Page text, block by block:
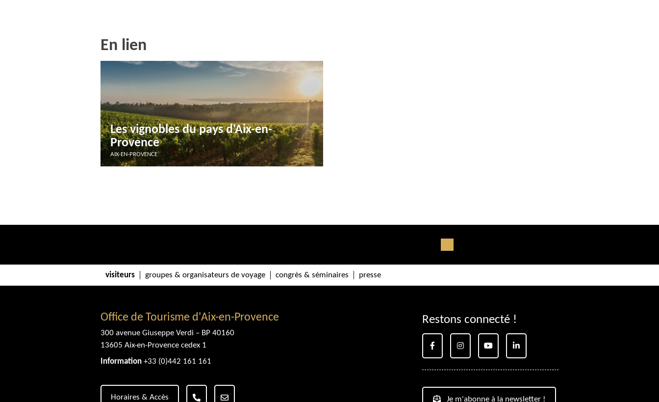
En lien
Les vignobles du pays d'Aix-en-
Provence
AIX-EN-PROVENCE
visiteurs groupes & organisateurs de voyage congrès & séminaires presse
Office de Tourisme d'Aix-en-Provence
300 avenue Giuseppe Verdi – BP 40160
13605 Aix-en-Provence cedex 1
Information+33 (0)442 161 161
Horaires & Accès
Restons connecté !
Je m'abonne à la newsletter !